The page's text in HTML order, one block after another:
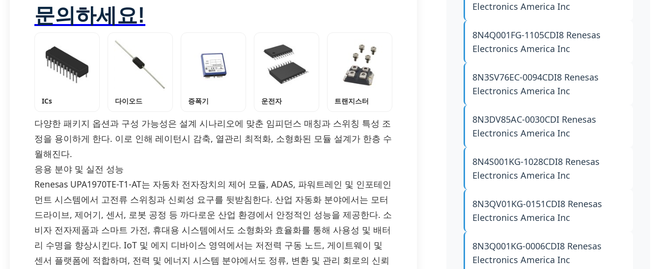
문의하세요!
ICs 다이오드 증폭기 운전자 트랜지스터
다양한 패키지 옵션과 구성 가능성은 설계 시나리오에 맞춘 임피던스 매칭과 스위칭 특성 조
정을 용이하게 한다. 이로 인해 레이턴시 감축, 열관리 최적화, 소형화된 모듈 설계가 한층 수
월해진다.
응용 분야 및 실전 성능
Renesas UPA1970TE-T1-AT는 자동차 전자장치의 제어 모듈, ADAS, 파워트레인 및 인포테인
먼트 시스템에서 고전류 스위칭과 신뢰성 요구를 뒷받침한다. 산업 자동화 분야에서는 모터
드라이브, 제어기, 센서, 로봇 공정 등 까다로운 산업 환경에서 안정적인 성능을 제공한다. 소
비자 전자제품과 스마트 가전, 휴대용 시스템에서도 소형화와 효율화를 통해 사용성 및 배터
리 수명을 향상시킨다. IoT 및 에지 디바이스 영역에서는 저전력 구동 노드, 게이트웨이 및
센서 플랫폼에 적합하며, 전력 및 에너지 시스템 분야에서도 정류, 변환 및 관리 회로의 신뢰
Electronics America Inc
8N4Q001FG-1105CDI8 Renesas
Electronics America Inc
8N3SV76EC-0094CDI8 Renesas
Electronics America Inc
8N3DV85AC-0030CDI Renesas
Electronics America Inc
8N4S001KG-1028CDI8 Renesas
Electronics America Inc
8N3QV01KG-0151CDI8 Renesas
Electronics America Inc
8N3Q001KG-0006CDI8 Renesas
Electronics America Inc